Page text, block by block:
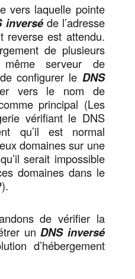
vers laquelle pointe
inverséde l’adresse
reverse est attendu.
de plusieurs
serveur de
configurer le DNS
vers le nom de
principal (Les
vérifiant le DNS
qu’il est normal
domaines sur une
serait impossible
domaines dans le
de vérifier la
un DNS inversé
d’hébergement